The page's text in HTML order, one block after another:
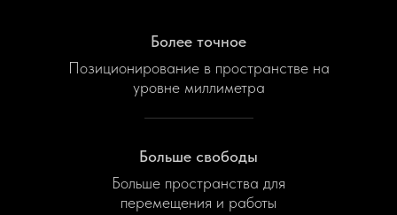
Более точное
Больше свободы
Позиционирование в пространстве на
уровне миллиметра
Больше пространства для
перемещения и работы